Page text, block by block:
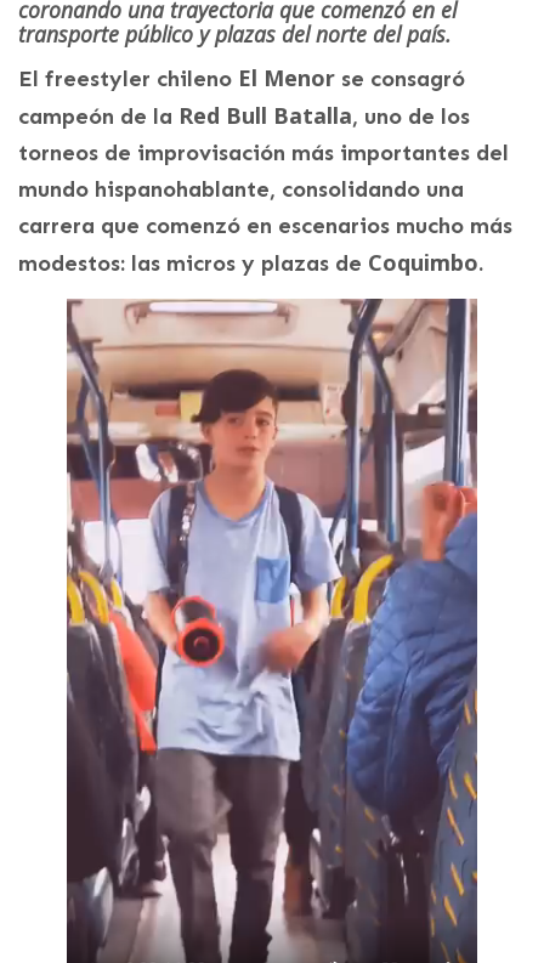
coronando una trayectoria que comenzó en el
transporte público y plazas del norte del país.
El freestyler chileno El Menor se consagró
campeón de la Red Bull Batalla, uno de los
torneos de improvisación más importantes del
mundo hispanohablante, consolidando una
carrera que comenzó en escenarios mucho más
modestos: las micros y plazas de Coquimbo.